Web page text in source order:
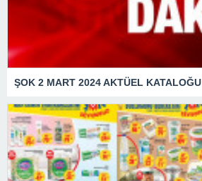
ŞOK 2 MART 2024 AKTÜEL KATALOĞU